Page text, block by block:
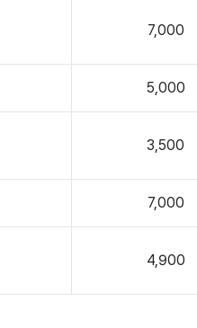
7,000
5,000
3,500
7,000
4,900